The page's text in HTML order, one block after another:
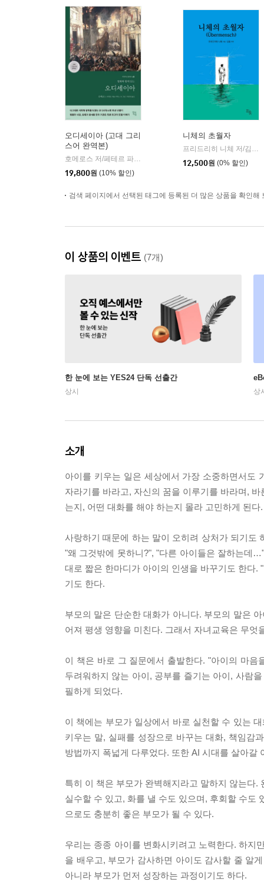
오디세이아 (고대 그리
스어 완역본)
| 현대지성
19,800원 (10% 할인)
니체의 초월자
12,500원 (0% 할인)
검색 페이지에서 선택된 태그에 등록된 더 많은 상품을 확인해
이 상품의 이벤트 (7개)
한 눈에 보는 YES24 단독 선출간
상시 상
소개
아이를 키우는 일은 세상에서 가장 소중하면서도
자라기를 바라고, 자신의 꿈을 이루기를 바라며,
는지, 어떤 대화를 해야 하는지 몰라 고민하게 된다.
사랑하기 때문에 하는 말이 오히려 상처가 되기도
"왜 그것밖에 못하니?", "다른 아이들은 잘하는데
대로 짧은 한마디가 아이의 인생을 바꾸기도 한다.
기도 한다.
부모의 말은 단순한 대화가 아니다. 부모의 말은
어져 평생 영향을 미친다. 그래서 자녀교육은 무
이 책은 바로 그 질문에서 출발한다. "아이의 마
두려워하지 않는 아이, 공부를 즐기는 아이, 사람
필하게 되었다.
이 책에는 부모가 일상에서 바로 실천할 수 있는
키우는 말, 실패를 성장으로 바꾸는 대화, 책임감
방법까지 폭넓게 다루었다. 또한 AI 시대를 살아
특히 이 책은 부모가 완벽해지라고 말하지 않는다
실수할 수 있고, 화를 낼 수도 있으며, 후회할 수도
으로도 충분히 좋은 부모가 될 수 있다.
우리는 종종 아이를 변화시키려고 노력한다. 하지
을 배우고, 부모가 감사하면 아이도 감사할 줄 알
아니라 부모가 먼저 성장하는 과정이기도 하다.